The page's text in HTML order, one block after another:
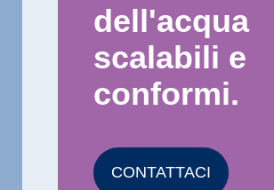
dell'acqua
scalabili e
conformi.
CONTATTACI